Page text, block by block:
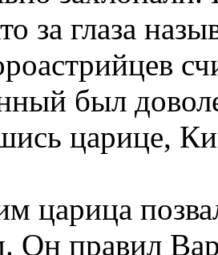
за глаза
был
царице,
царица
Он правил